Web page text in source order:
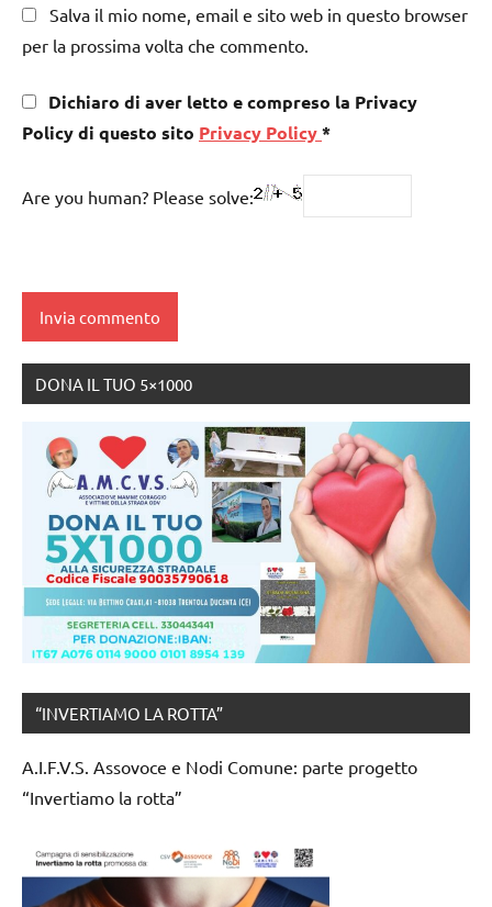
Salva il mio nome, email e sito web in questo browser
per la prossima volta che commento.
Dichiaro di aver letto e compreso la Privacy
Policy di questo sito Privacy Policy*
Are you human? Please solve:
DONA IL TUO 5×1000
“INVERTIAMO LA ROTTA”
A.I.F.V.S. Assovoce e Nodi Comune: parte progetto
“Invertiamo la rotta”